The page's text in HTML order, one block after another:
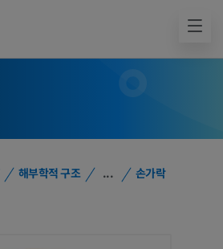
해부학적 구조 ...
손가락